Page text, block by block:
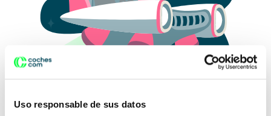
Uso responsable de sus datos